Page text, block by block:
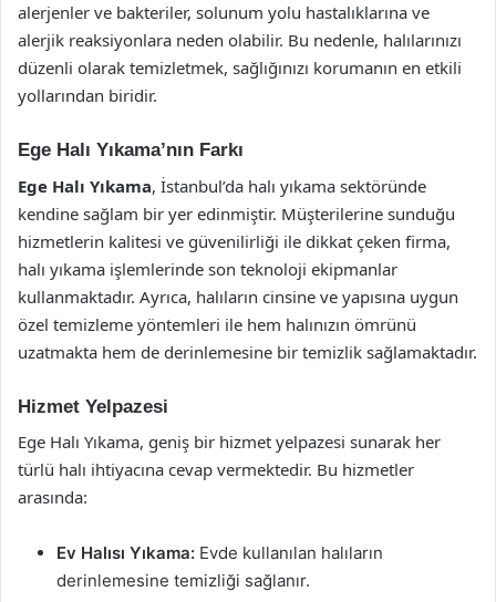
alerjenler ve bakteriler, solunum yolu hastalıklarına ve
alerjik reaksiyonlara neden olabilir. Bu nedenle, halılarınızı
düzenli olarak temizletmek, sağlığınızı korumanın en etkili
yollarından biridir.
Ege Halı Yıkama’nın Farkı
Ege Halı Yıkama, İstanbul’da halı yıkama sektöründe
kendine sağlam bir yer edinmiştir. Müşterilerine sunduğu
hizmetlerin kalitesi ve güvenilirliği ile dikkat çeken firma,
halı yıkama işlemlerinde son teknoloji ekipmanlar
kullanmaktadır. Ayrıca, halıların cinsine ve yapısına uygun
özel temizleme yöntemleri ile hem halınızın ömrünü
uzatmakta hem de derinlemesine bir temizlik sağlamaktadır.
Hizmet Yelpazesi
Ege Halı Yıkama, geniş bir hizmet yelpazesi sunarak her
türlü halı ihtiyacına cevap vermektedir. Bu hizmetler
arasında:
Ev Halısı Yıkama: Evde kullanılan halıların
derinlemesine temizliği sağlanır.